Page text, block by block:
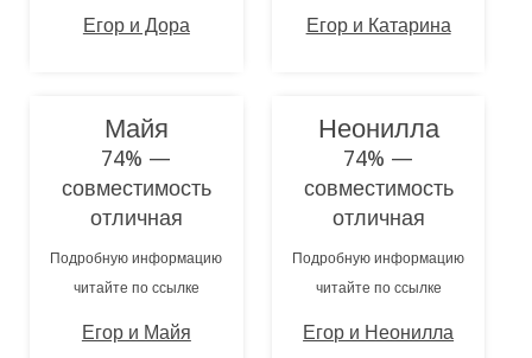
Егор и Дора Егор и Катарина
Майя
74% —
совместимость
отличная
Подробную информацию
читайте по ссылке
Егор и Майя
Неонилла
74% —
совместимость
отличная
Подробную информацию
читайте по ссылке
Егор и Неонилла